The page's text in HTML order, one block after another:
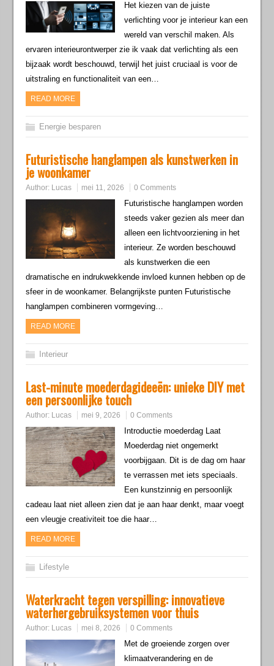
Het kiezen van de juiste
verlichting voor je interieur kan een
wereld van verschil maken. Als
ervaren interieurontwerper zie ik vaak dat verlichting als een
bijzaak wordt beschouwd, terwijl het juist cruciaal is voor de
uitstraling en functionaliteit van een…
READ MORE
Energie besparen
Futuristische hanglampen als kunstwerken in
je woonkamer
Author: Lucas mei 11, 2026 0 Comments
Futuristische hanglampen worden
steeds vaker gezien als meer dan
alleen een lichtvoorziening in het
interieur. Ze worden beschouwd
als kunstwerken die een
dramatische en indrukwekkende invloed kunnen hebben op de
sfeer in de woonkamer. Belangrijkste punten Futuristische
hanglampen combineren vormgeving…
READ MORE
Interieur
Last-minute moederdagideeën: unieke DIY met
een persoonlijke touch
Author: Lucas mei 9, 2026 0 Comments
Introductie moederdag Laat
Moederdag niet ongemerkt
voorbijgaan. Dit is de dag om haar
te verrassen met iets speciaals.
Een kunstzinnig en persoonlijk
cadeau laat niet alleen zien dat je aan haar denkt, maar voegt
een vleugje creativiteit toe die haar…
READ MORE
Lifestyle
Waterkracht tegen verspilling: innovatieve
waterhergebruiksystemen voor thuis
Author: Lucas mei 8, 2026 0 Comments
Met de groeiende zorgen over
klimaatverandering en de